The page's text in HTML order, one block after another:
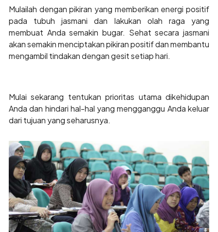
Mulailah dengan pikiran yang memberikan energi positif
pada tubuh jasmani dan lakukan olah raga yang
membuat Anda semakin bugar. Sehat secara jasmani
akan semakin menciptakan pikiran positif dan membantu
mengambil tindakan dengan gesit setiap hari.
Mulai sekarang tentukan prioritas utama dikehidupan
Anda dan hindari hal-hal yang mengganggu Anda keluar
dari tujuan yang seharusnya.